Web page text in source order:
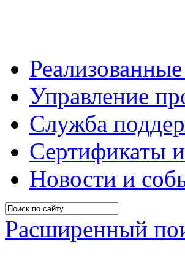
Управление
Служба
Сертификаты
Новости и
Расширенный